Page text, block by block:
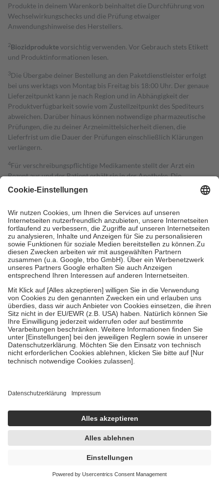
Produkte in deinem Warenkorb beinhaltet die Durchführung von
Wechselwirkungschecks und die Prüfung etwaiger
Anwendungshinweise des Herstellers.
2Biozidproduktevorsichtig verwenden. Vor Gebrauch stets Etikett
und Produktinformationen lesen.
3Die Übergabe deiner Bestellung an den Paketdienstleister erfolgt
bei uns werktags von Montag bis Freitag bis 18:00 Uhr. Der genaue
Lieferzeitpunkt kann je nach Region und in Abhängigkeit der
Produktverfügbarkeit sowie vom Zustellzeitpunkt des Spediteurs
abweichen. Darüber hinaus können notwendige pharmazeutische
Prüfungen, die zu deiner Arzneimittelsicherheit dienen, die
Lieferfrist um die Dauer der Prüfungen einschließlich Klärungen
verlängern.
4Für verschreibungspflichtige Medikamente stellt der Arzt ein
Rezept aus und der Patient erhält sie in der Apotheke. Die
gesetzliche Krankenversicherung übernimmt in der Regel die
Kosten dafür, der Versicherte trägt einen Teil davon als Zuzahlung
Grundsätzlich leisten Mitglieder Zuzahlungen in Höhe von zehn
Prozent des Abgabepreises,mindestens jedochfünf Euround
höchstens zehn Euro.Es sind jedoch nie mehr als die tatsächlichen
Kosten der Leistung zu entrichten.
Diese Regeln gelten grundsätzlich auch für Online-Apotheken.
Bei Heilmitteln und häuslicher Krankenpflege beträgt die
Zuzahlung zehn Prozent der Kosten sowie zehn Euro je
Verordnung.
Um das Engagement der Versicherten für ihre eigene Gesundheit zu
stärken und die besondere Stellung der Familie zu unterstützen,
fallenkeine Zuzahlungenan bei:
• Kindern und Jugendlichen bis zum vollendeten 18. Lebensjahr
mit Ausnahme der Fahrkosten
• Untersuchungen zur Vorsorge und Früherkennung, die von der
GKV getragen werden
Einholung von Bewertungen. Trusted Shops hat Maßnahmen
getroffen, um sicherzustellen, dass es sich um echte Bewertungen
handelt. Mehr Informationen findest du hier:
https://help.etrusted.com/hc/de/articles/4419944605341